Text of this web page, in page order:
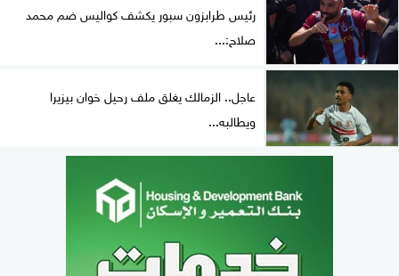
رئيس طرابزون سبور يكشف كواليس ضم محمد
صلاح:...
عاجل.. الزمالك يغلق ملف رحيل خوان بيزيرا
ويطالبه...